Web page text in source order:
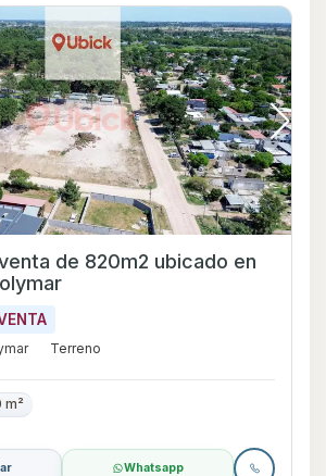
de 820m2 ubicado en
Terreno
m²
Whatsapp